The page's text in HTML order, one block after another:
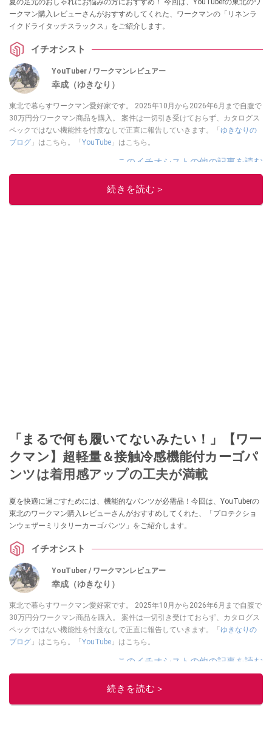
夏の足元のおしゃれにお悩みの方におすすめ！ 今回は、YouTuberの東北のワ
ークマン購入レビューさんがおすすめしてくれた、ワークマンの「リネンラ
イクドライタッチスラックス」をご紹介します。
イチオシスト
YouTuber / ワークマンレビュアー
幸成（ゆきなり）
東北で暮らすワークマン愛好家です。 2025年10月から2026年6月まで自腹で
30万円分ワークマン商品を購入。 案件は一切引き受けておらず、カタログス
ペックではない機能性を忖度なしで正直に報告していきます。「 ゆきなりの
ブログ 」はこちら。「 YouTube 」はこちら。
このイチオシストの他の記事を読む
続きを読む＞
「まるで何も履いてないみたい！」【ワー
クマン】超軽量＆接触冷感機能付カーゴパ
ンツは着用感アップの工夫が満載
夏を快適に過ごすためには、機能的なパンツが必需品！今回は、YouTuberの
東北のワークマン購入レビューさんがおすすめしてくれた、「プロテクショ
ンウェザーミリタリーカーゴパンツ」をご紹介します。
イチオシスト
YouTuber / ワークマンレビュアー
幸成（ゆきなり）
東北で暮らすワークマン愛好家です。 2025年10月から2026年6月まで自腹で
30万円分ワークマン商品を購入。 案件は一切引き受けておらず、カタログス
ペックではない機能性を忖度なしで正直に報告していきます。「 ゆきなりの
ブログ 」はこちら。「 YouTube 」はこちら。
このイチオシストの他の記事を読む
続きを読む＞